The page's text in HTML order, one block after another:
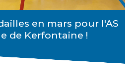
en mars pour l'AS
de Kerfontaine !